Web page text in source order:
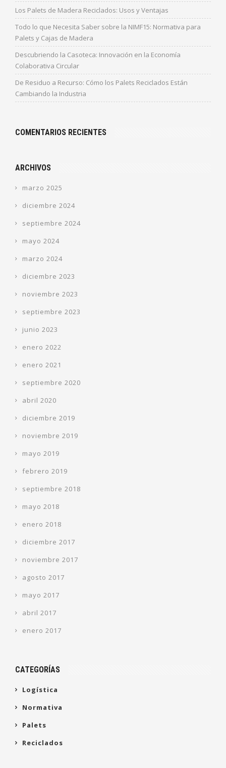
Los Palets de Madera Reciclados: Usos y Ventajas
Todo lo que Necesita Saber sobre la NIMF15: Normativa para
Palets y Cajas de Madera
Descubriendo la Casoteca: Innovación en la Economía
Colaborativa Circular
De Residuo a Recurso: Cómo los Palets Reciclados Están
Cambiando la Industria
COMENTARIOS RECIENTES
ARCHIVOS
marzo 2025
diciembre 2024
septiembre 2024
mayo 2024
marzo 2024
diciembre 2023
noviembre 2023
septiembre 2023
junio 2023
enero 2022
enero 2021
septiembre 2020
abril 2020
diciembre 2019
noviembre 2019
mayo 2019
febrero 2019
septiembre 2018
mayo 2018
enero 2018
diciembre 2017
noviembre 2017
agosto 2017
mayo 2017
abril 2017
enero 2017
CATEGORÍAS
Logística
Normativa
Palets
Reciclados